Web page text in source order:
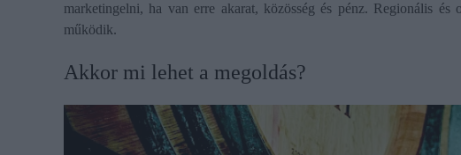
marketingelni, ha van erre akarat, közösség és pénz. Regionális és
működik.
​Akkor mi lehet a megoldás?